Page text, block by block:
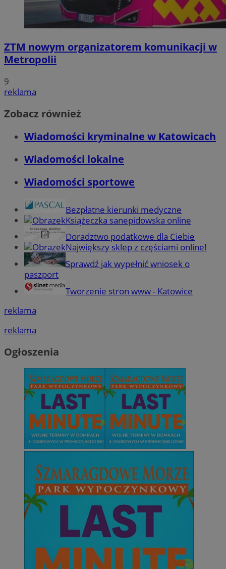
ZTM nowym organizatorem komunikacji w
Metropolii
9
reklama
Zobacz również
Wiadomości kryminalne w Katowicach
Wiadomości lokalne
Wiadomości sportowe
Bezpłatne kierunki medyczne
Książeczka sanepidowska online
Doradztwo podatkowe dla Ciebie
Największy sklep z częściami online!
Sprawdź jak wypełnić wniosek o
paszport
Tworzenie stron www - Katowice
reklama
reklama
Ogłoszenia